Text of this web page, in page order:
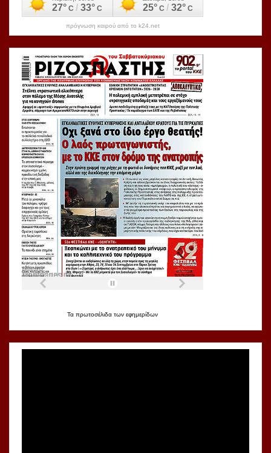
πρόγνωση καιρού από το k24.net
Τα πρωτοσέλιδα των εφημερίδων